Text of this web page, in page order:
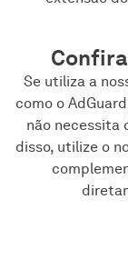
Se utiliza a
como o
não necessita
disso, utilize o